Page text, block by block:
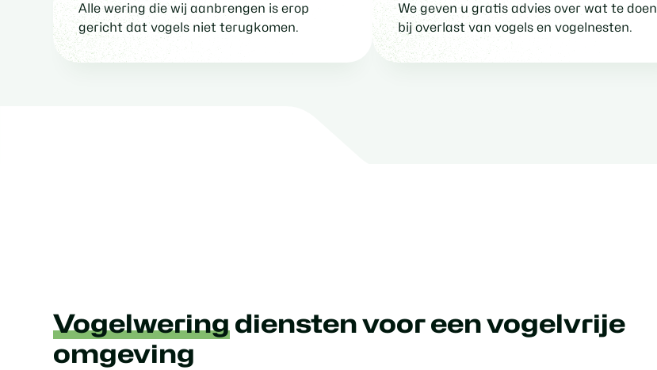
Alle wering die wij aanbrengen is erop
gericht dat vogels niet terugkomen.
We geven u gratis advies over wat te doen
bij overlast van vogels en vogelnesten.
Vogelweringdiensten voor een vogelvrije
omgeving